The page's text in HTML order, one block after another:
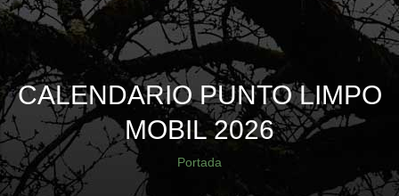
accesibilidade.
CALENDARIO PUNTO LIMPO
MOBIL 2026
Breadcrumb
Portada